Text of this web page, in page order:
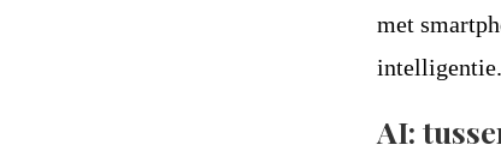
met
intelligentie.
AI: